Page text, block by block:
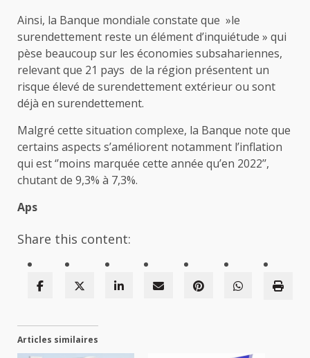
Ainsi, la Banque mondiale constate que »le
surendettement reste un élément d’inquiétude » qui
pèse beaucoup sur les économies subsahariennes,
relevant que 21 pays de la région présentent un
risque élevé de surendettement extérieur ou sont
déjà en surendettement.
Malgré cette situation complexe, la Banque note que
certains aspects s’améliorent notamment l’inflation
qui est ‘’moins marquée cette année qu’en 2022’’,
chutant de 9,3% à 7,3%.
Aps
Share this content:
Articles similaires